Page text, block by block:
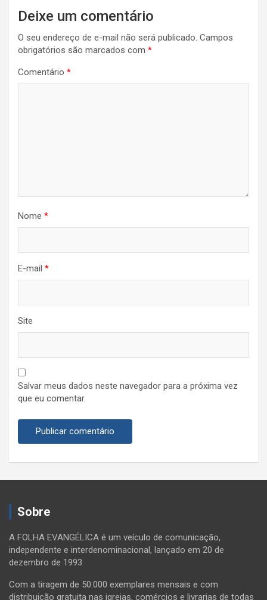
Navegação
de
Post
Deixe um comentário
O seu endereço de e-mail não será publicado. Campos
obrigatórios são marcados com *
Comentário *
Nome *
E-mail *
Site
Salvar meus dados neste navegador para a próxima vez
que eu comentar.
Sobre
A FOLHA EVANGÉLICA é um veículo de comunicação,
independente e interdenominacional, lançado em 20 de
dezembro de 1993.
Com a tiragem de 50.000 exemplares mensais e com
distribuição gratuita nas igrejas, comércios e livrarias de todas